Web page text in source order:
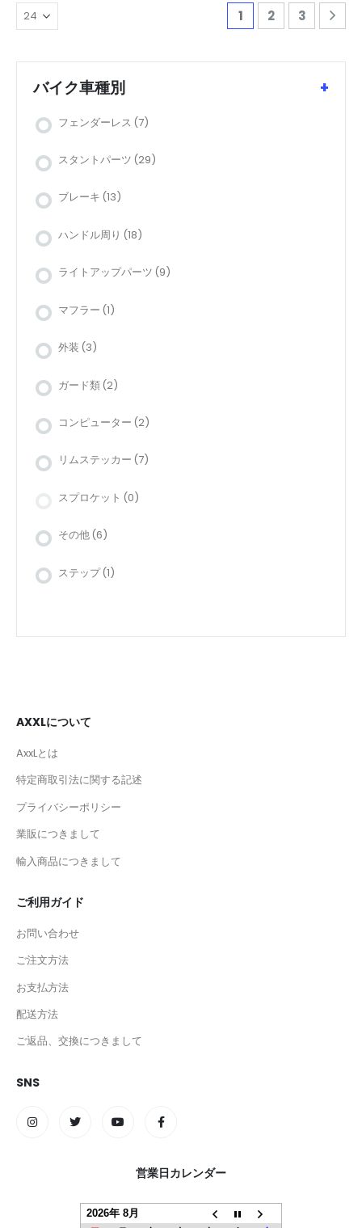
1 2 3
バイク車種別 +
フェンダーレス (7)
スタントパーツ (29)
ブレーキ (13)
ハンドル周り (18)
ライトアップパーツ (9)
マフラー (1)
外装 (3)
ガード類 (2)
コンピューター (2)
リムステッカー (7)
スプロケット (0)
その他 (6)
ステップ (1)
AXXLについて
AxxLとは
特定商取引法に関する記述
プライバシーポリシー
業販につきまして
輸入商品につきまして
ご利用ガイド
お問い合わせ
ご注文方法
お支払方法
配送方法
ご返品、交換につきまして
SNS
営業日カレンダー
2026年 8月